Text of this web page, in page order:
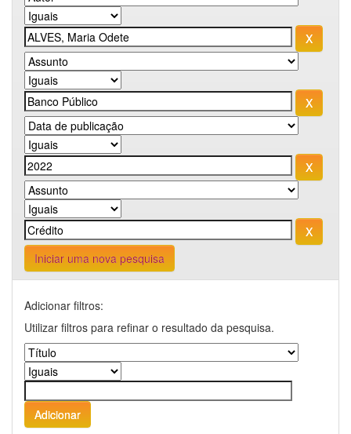
Iniciar uma nova pesquisa
Adicionar filtros:
Utilizar filtros para refinar o resultado da pesquisa.